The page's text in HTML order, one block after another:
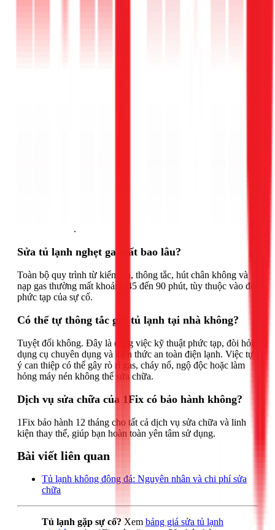
.
Sửa tủ lạnh nghẹt ga mất bao lâu?
Toàn bộ quy trình từ kiểm tra, thông tắc, hút chân không và
nạp gas thường mất khoảng 45 đến 90 phút, tùy thuộc vào độ
phức tạp của sự cố.
Có thể tự thông tắc gas tủ lạnh tại nhà không?
Tuyệt đối không. Đây là công việc kỹ thuật phức tạp, đòi hỏi
dụng cụ chuyên dụng và kiến thức an toàn điện lạnh. Việc tự
ý can thiệp có thể gây rò rỉ gas, cháy nổ, ngộ độc hoặc làm
hỏng máy nén không thể sửa chữa.
Dịch vụ sửa chữa của 1Fix có bảo hành không?
1Fix bảo hành 12 tháng cho tất cả dịch vụ sửa chữa và linh
kiện thay thế, giúp bạn hoàn toàn yên tâm sử dụng.
Bài viết liên quan
Tủ lạnh không đông đá: Nguyên nhân và chi phí sửa
chữa
Tủ lạnh gặp sự cố? Xem bảng giá sửa tủ lạnh